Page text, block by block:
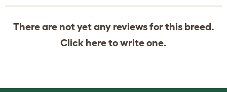
There are not yet any reviews for this breed.
Click hereto write one.